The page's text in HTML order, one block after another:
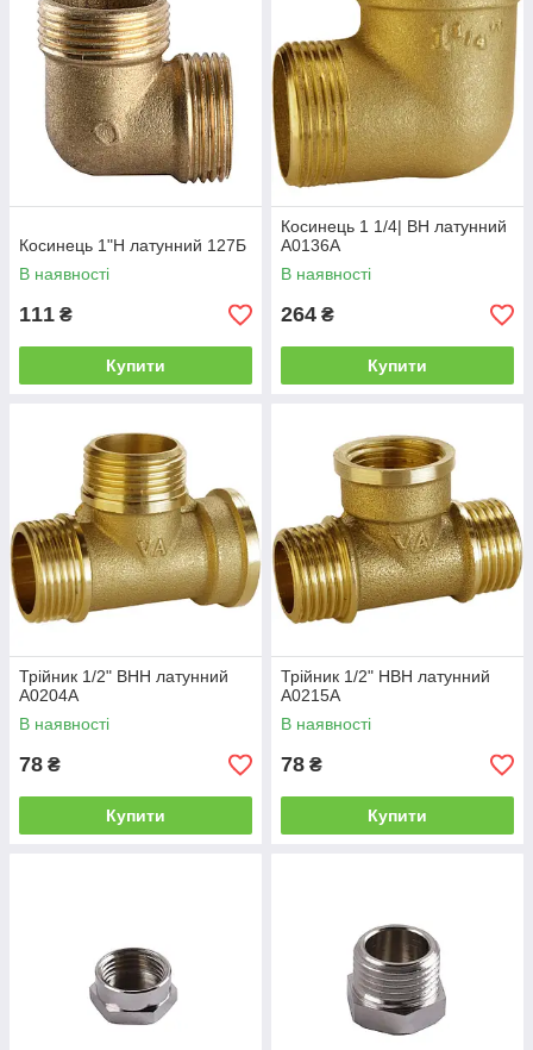
Косинець 1"Н латунний 127Б
В наявності
111 ₴
Купити
Косинець 1 1/4| ВН латунний
А0136А
В наявності
264 ₴
Купити
Трійник 1/2" ВНН латунний
А0204А
В наявності
78 ₴
Купити
Трійник 1/2" НВН латунний
А0215А
В наявності
78 ₴
Купити